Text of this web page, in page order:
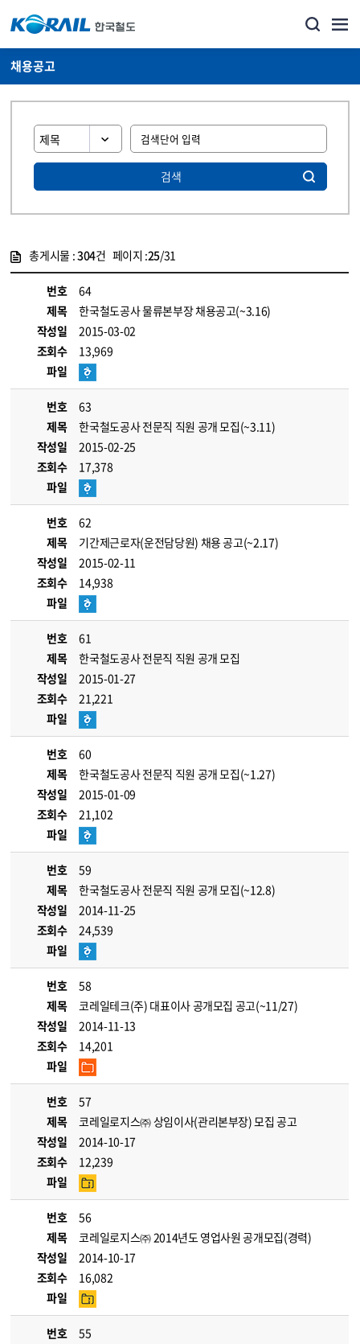
채용공고
검색
총게시물 :304건 페이지 :25/31
번호
64
제목
한국철도공사 물류본부장 채용공고(~3.16)
작성일
2015-03-02
조회수
13,969
파일
번호
63
제목
한국철도공사 전문직 직원 공개 모집(~3.11)
작성일
2015-02-25
조회수
17,378
파일
번호
62
제목
기간제근로자(운전담당원) 채용 공고(~2.17)
작성일
2015-02-11
조회수
14,938
파일
번호
61
제목
한국철도공사 전문직 직원 공개 모집
작성일
2015-01-27
조회수
21,221
파일
번호
60
제목
한국철도공사 전문직 직원 공개 모집(~1.27)
작성일
2015-01-09
조회수
21,102
파일
번호
59
제목
한국철도공사 전문직 직원 공개 모집(~12.8)
작성일
2014-11-25
조회수
24,539
파일
번호
58
제목
코레일테크(주) 대표이사 공개모집 공고(~11/27)
작성일
2014-11-13
조회수
14,201
파일
번호
57
제목
코레일로지스㈜ 상임이사(관리본부장) 모집 공고
작성일
2014-10-17
조회수
12,239
파일
번호
56
제목
코레일로지스㈜ 2014년도 영업사원 공개모집(경력)
작성일
2014-10-17
조회수
16,082
파일
번호
55